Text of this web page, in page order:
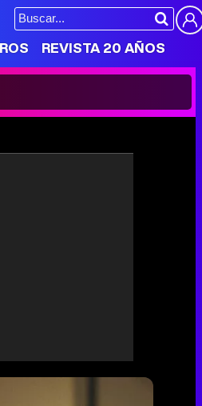
REVISTA 20 AÑOS